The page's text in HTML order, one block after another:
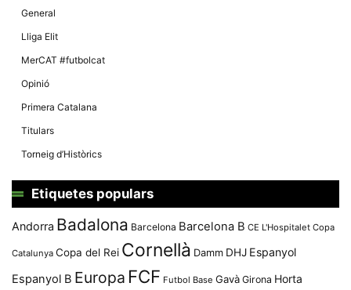
General
Lliga Elit
MerCAT #futbolcat
Opinió
Primera Catalana
Titulars
Torneig d’Històrics
Etiquetes populars
Andorra Badalona Barcelona Barcelona B CE L'Hospitalet Copa
Catalunya Copa del Rei Cornellà Damm DHJ Espanyol
Espanyol B Europa FCF Futbol Base Gavà Girona Horta